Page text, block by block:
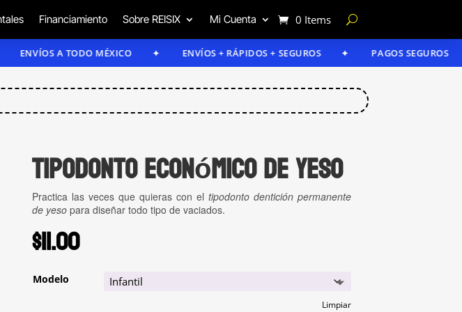
Financiamiento Sobre REISIX Mi Cuenta 0 Items
A TODO MÉXICO ENVÍOS + RÁPIDOS + SEGUROS PAGOS SEGUROS
Tipodonto económico de yeso
Practica las veces que quieras con el tipodonto dentición permanente
de yesopara diseñar todo tipo de vaciados.
$11.00
Modelo
Limpiar